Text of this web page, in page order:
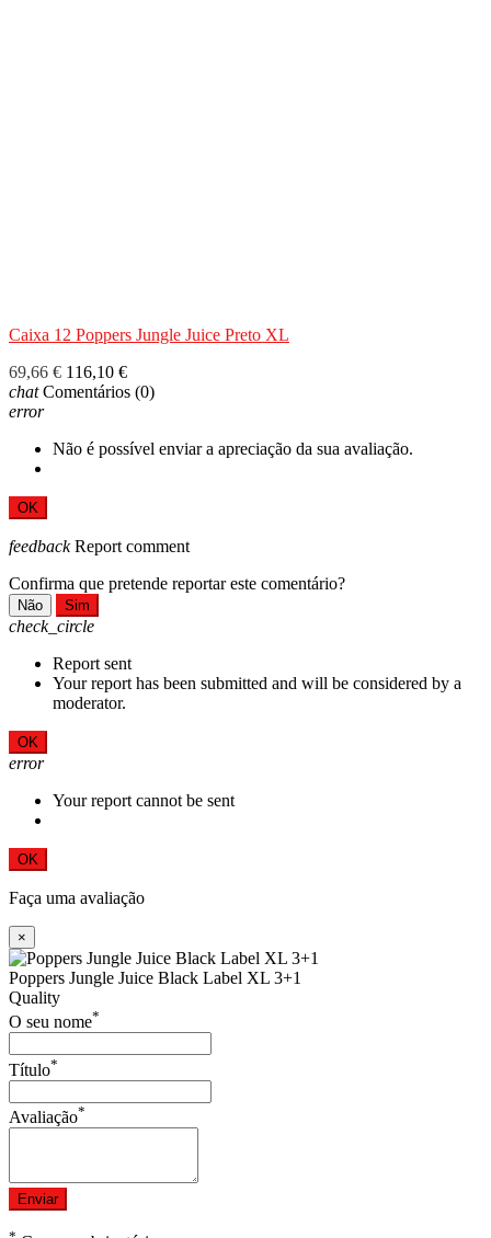
Caixa 12 Poppers Jungle Juice Preto XL
69,66 € 116,10 €
chat Comentários (0)
error
Não é possível enviar a apreciação da sua avaliação.
OK
feedback Report comment
Confirma que pretende reportar este comentário?
Não Sim
check_circle
Report sent
Your report has been submitted and will be considered by a
moderator.
OK
error
Your report cannot be sent
OK
Faça uma avaliação
×
Poppers Jungle Juice Black Label XL 3+1
Quality
O seu nome*
Título*
Avaliação*
Enviar